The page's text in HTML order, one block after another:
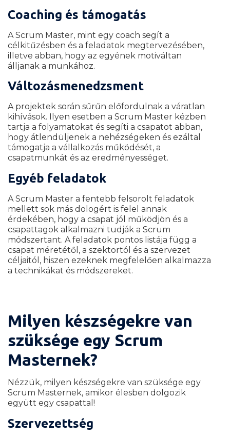
Coaching és támogatás
A Scrum Master, mint egy coach segít a
célkitűzésben és a feladatok megtervezésében,
illetve abban, hogy az egyének motiváltan
álljanak a munkához.
Változásmenedzsment
A projektek során sűrűn előfordulnak a váratlan
kihívások. Ilyen esetben a Scrum Master kézben
tartja a folyamatokat és segíti a csapatot abban,
hogy átlendüljenek a nehézségeken és ezáltal
támogatja a vállalkozás működését, a
csapatmunkát és az eredményességet.
Egyéb feladatok
A Scrum Master a fentebb felsorolt feladatok
mellett sok más dologért is felel annak
érdekében, hogy a csapat jól működjön és a
csapattagok alkalmazni tudják a Scrum
módszertant. A feladatok pontos listája függ a
csapat méretétől, a szektortól és a szervezet
céljaitól, hiszen ezeknek megfelelően alkalmazza
a technikákat és módszereket.
Milyen készségekre van
szüksége egy Scrum
Masternek?
Nézzük, milyen készségekre van szüksége egy
Scrum Masternek, amikor élesben dolgozik
együtt egy csapattal!
Szervezettség